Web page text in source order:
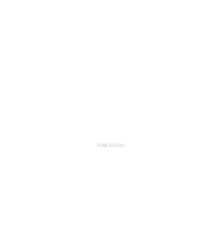
PUBLICIDAD